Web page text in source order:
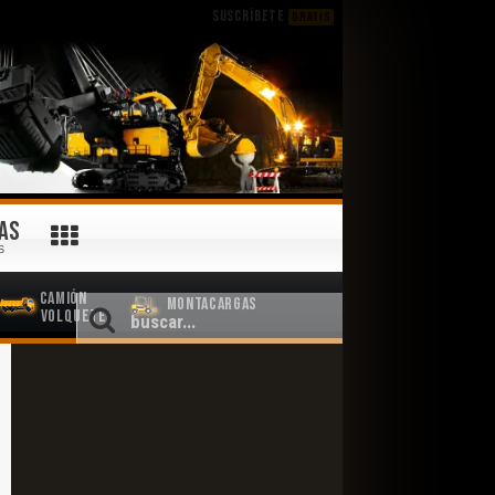
SUSCRÍBETE GRATIS
Camión
Volquete
Montacargas